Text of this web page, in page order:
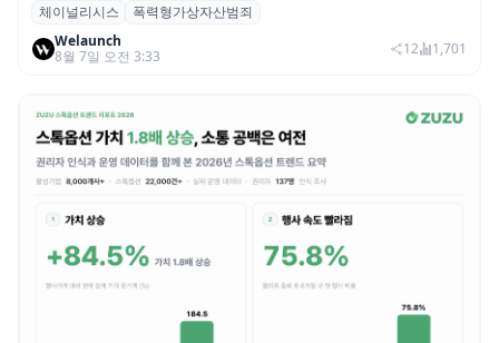
체이널리시스 “가상자산 보유자 대상 폭력
범죄 증가…상반기 탈취액 3000만 달러 돌파
체이널리시스
폭력형가상자산범죄
Welaunch
8월 7일 오전 3:33
12 1,701